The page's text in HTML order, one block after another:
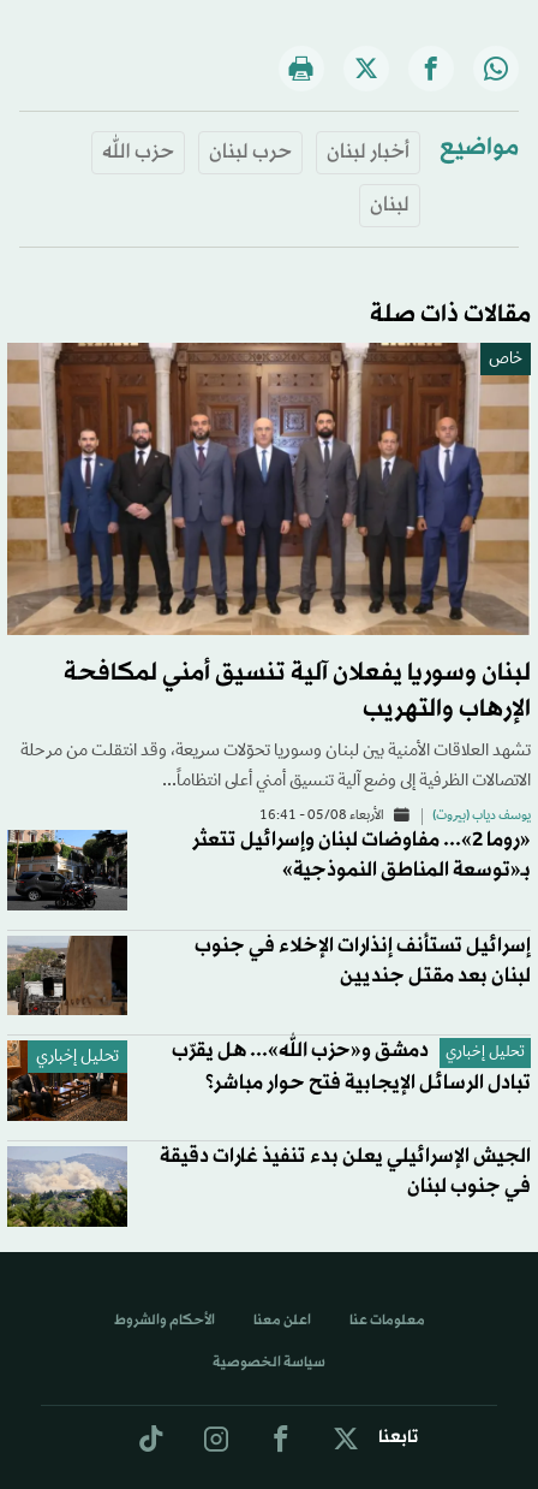
مواضيع أخبار لبنان حرب لبنان
حزب الله
لبنان
مقالات ذات صلة
خاص
لبنان وسوريا يفعلان آلية تنسيق أمني لمكافحة
الإرهاب والتهريب
تشهد العلاقات الأمنية بين لبنان وسوريا تحوّلات سريعة، وقد انتقلت من مرحلة
الاتصالات الظرفية إلى وضع آلية تنسيق أمني أعلى انتظاماً...
يوسف دياب (بيروت) الأربعاء 05/08 - 16:41
«روما 2»... مفاوضات لبنان وإسرائيل تتعثر
بـ«توسعة المناطق النموذجية»
إسرائيل تستأنف إنذارات الإخلاء في جنوب
لبنان بعد مقتل جنديين
تحليل إخباري تحليل إخباري
دمشق و«حزب الله»... هل يقرّب
تبادل الرسائل الإيجابية فتح حوار مباشر؟
الجيش الإسرائيلي يعلن بدء تنفيذ غارات دقيقة
في جنوب لبنان
تابعنا
معلومات عنا اعلن معنا الأحكام والشروط
سياسة الخصوصية